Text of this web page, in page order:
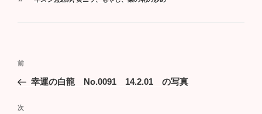
ゴ
投
ナ
ビ
過
去
投
前
幸運の白龍 No.0091 14.2.01 の写真
次
次